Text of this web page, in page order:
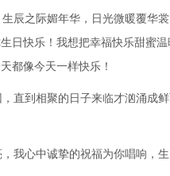
辰之际媚年华，日光微暖覆华裳
日快乐！我想把幸福快乐甜蜜温
都像今天一样快乐！
直到相聚的日子来临才汹涌成
我心中诚挚的祝福为你唱响，生